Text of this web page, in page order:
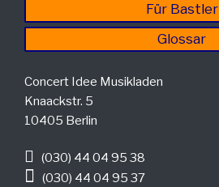
Für Bastler
Glossar
Concert Idee Musikladen
Knaackstr. 5
10405 Berlin
(030) 44 04 95 38
(030) 44 04 95 37